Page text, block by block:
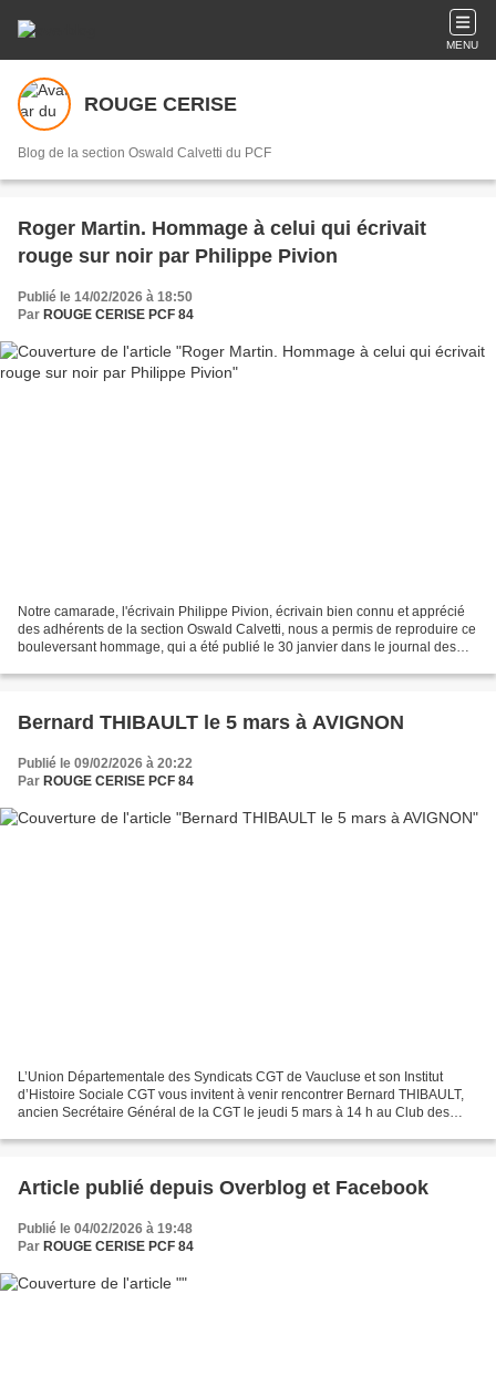
MENU
ROUGE CERISE
Blog de la section Oswald Calvetti du PCF
Roger Martin. Hommage à celui qui écrivait
rouge sur noir par Philippe Pivion
Publié le 14/02/2026 à 18:50
Par ROUGE CERISE PCF 84
Notre camarade, l'écrivain Philippe Pivion, écrivain bien connu et apprécié
des adhérents de la section Oswald Calvetti, nous a permis de reproduire ce
bouleversant hommage, qui a été publié le 30 janvier dans le journal des
Bernard THIBAULT le 5 mars à AVIGNON
Publié le 09/02/2026 à 20:22
Par ROUGE CERISE PCF 84
L’Union Départementale des Syndicats CGT de Vaucluse et son Institut
d’Histoire Sociale CGT vous invitent à venir rencontrer Bernard THIBAULT,
ancien Secrétaire Général de la CGT le jeudi 5 mars à 14 h au Club des
Article publié depuis Overblog et Facebook
Publié le 04/02/2026 à 19:48
Par ROUGE CERISE PCF 84